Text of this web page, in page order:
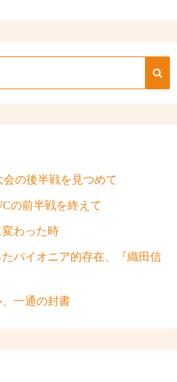
の後半戦を見つめて
の前半戦を終えて
わった時
パイオニア的存在、『織田信
一通の封書